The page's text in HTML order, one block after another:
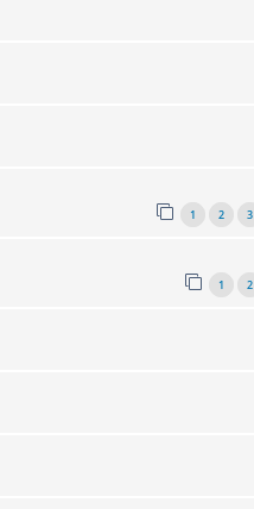
1 2 3
1 2